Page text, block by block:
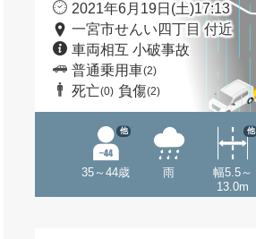
2021年6月19日(土)17:13
一宮市せんい四丁目 付近
車両相互 小破事故
普通乗用車(2)
死亡(0) 負傷(2)
35～44歳
他
雨
幅5.5～
13.0m
他